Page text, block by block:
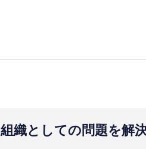
組織としての問題を解